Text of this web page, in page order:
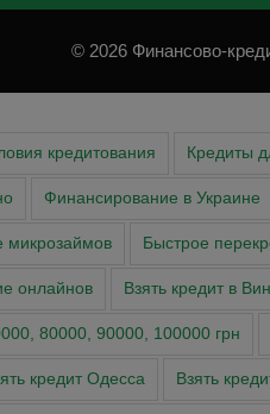
© 2026 Финансово-
кредитования Кредиты
Финансирование в Украине
микрозаймов Быстрое
онлайнов Взять кредит в
80000, 90000, 100000 грн
кредит Одесса Взять